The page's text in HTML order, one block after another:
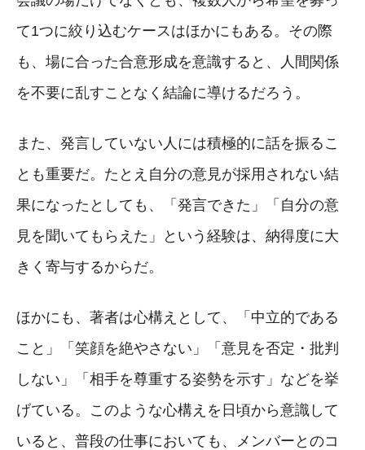
て1つに絞り込むケースはほかにもある。その際
も、場に合った合意形成を意識すると、人間関係
を不要に乱すことなく結論に導けるだろう。
また、発言していない人には積極的に話を振るこ
とも重要だ。たとえ自分の意見が採用されない結
果になったとしても、「発言できた」「自分の意
見を聞いてもらえた」という経験は、納得度に大
きく寄与するからだ。
ほかにも、著者は心構えとして、「中立的である
こと」「笑顔を絶やさない」「意見を否定・批判
しない」「相手を尊重する姿勢を示す」などを挙
げている。このような心構えを日頃から意識して
いると、普段の仕事においても、メンバーとのコ